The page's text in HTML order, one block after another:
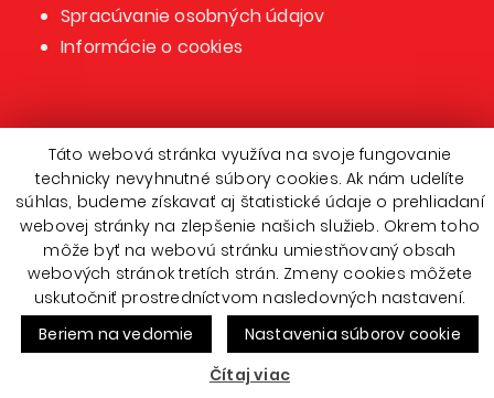
Spracúvanie osobných údajov
Informácie o cookies
© 2008 - 2026 Anča o.z. – developed by Studio TEM/ Using Anca Typeface by
Jan Filipek / DizajnDesign
Táto webová stránka využíva na svoje fungovanie
technicky nevyhnutné súbory cookies. Ak nám udelíte
súhlas, budeme získavať aj štatistické údaje o prehliadaní
webovej stránky na zlepšenie našich služieb. Okrem toho
môže byť na webovú stránku umiestňovaný obsah
webových stránok tretích strán. Zmeny cookies môžete
uskutočniť prostredníctvom nasledovných nastavení.
Beriem na vedomie
Nastavenia súborov cookie
Čítaj viac